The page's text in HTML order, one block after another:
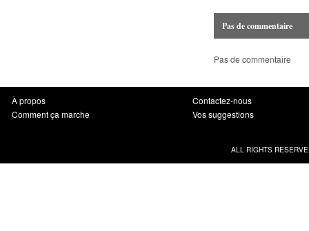
Pas de commentaire
Pas de commentaire
À propos
Comment ça marche
Contactez-nous
Vos suggestions
ALL RIGHTS